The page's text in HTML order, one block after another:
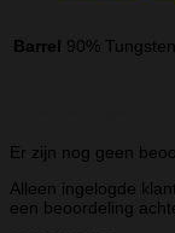
Barrel 90% Tungsten
Er zijn nog geen
Alleen ingelogde
een beoordeling